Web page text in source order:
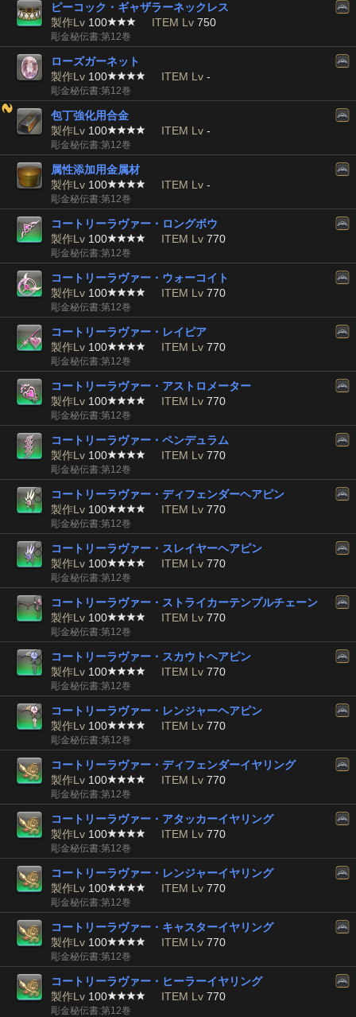
ピーコック・ギャザラーネックレス
製作Lv 100 ITEM Lv 750
彫金秘伝書:第12巻
ローズガーネット
製作Lv 100 ITEM Lv -
彫金秘伝書:第12巻
包丁強化用合金
製作Lv 100 ITEM Lv -
彫金秘伝書:第12巻
属性添加用金属材
製作Lv 100 ITEM Lv -
彫金秘伝書:第12巻
コートリーラヴァー・ロングボウ
製作Lv 100 ITEM Lv 770
彫金秘伝書:第12巻
コートリーラヴァー・ウォーコイト
製作Lv 100 ITEM Lv 770
彫金秘伝書:第12巻
コートリーラヴァー・レイピア
製作Lv 100 ITEM Lv 770
彫金秘伝書:第12巻
コートリーラヴァー・アストロメーター
製作Lv 100 ITEM Lv 770
彫金秘伝書:第12巻
コートリーラヴァー・ペンデュラム
製作Lv 100 ITEM Lv 770
彫金秘伝書:第12巻
コートリーラヴァー・ディフェンダーヘアピン
製作Lv 100 ITEM Lv 770
彫金秘伝書:第12巻
コートリーラヴァー・スレイヤーヘアピン
製作Lv 100 ITEM Lv 770
彫金秘伝書:第12巻
コートリーラヴァー・ストライカーテンプルチェーン
製作Lv 100 ITEM Lv 770
彫金秘伝書:第12巻
コートリーラヴァー・スカウトヘアピン
製作Lv 100 ITEM Lv 770
彫金秘伝書:第12巻
コートリーラヴァー・レンジャーヘアピン
製作Lv 100 ITEM Lv 770
彫金秘伝書:第12巻
コートリーラヴァー・ディフェンダーイヤリング
製作Lv 100 ITEM Lv 770
彫金秘伝書:第12巻
コートリーラヴァー・アタッカーイヤリング
製作Lv 100 ITEM Lv 770
彫金秘伝書:第12巻
コートリーラヴァー・レンジャーイヤリング
製作Lv 100 ITEM Lv 770
彫金秘伝書:第12巻
コートリーラヴァー・キャスターイヤリング
製作Lv 100 ITEM Lv 770
彫金秘伝書:第12巻
コートリーラヴァー・ヒーラーイヤリング
製作Lv 100 ITEM Lv 770
彫金秘伝書:第12巻